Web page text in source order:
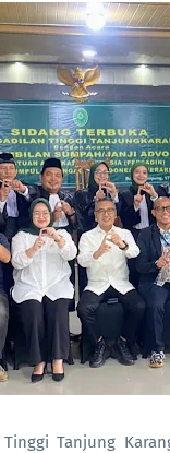
Tinggi Tanjung